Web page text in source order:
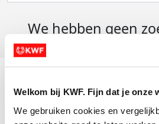
Welkom bij KWF. Fijn dat je onze
We gebruiken cookies en
We hebben geen
Actiematerialen
Evenementen